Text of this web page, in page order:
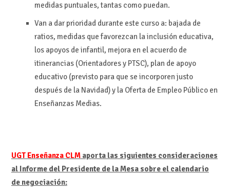
medidas puntuales, tantas como puedan.
Van a dar prioridad durante este curso a: bajada de
ratios, medidas que favorezcan la inclusión educativa,
los apoyos de infantil, mejora en el acuerdo de
itinerancias (Orientadores y PTSC), plan de apoyo
educativo (previsto para que se incorporen justo
después de la Navidad) y la Oferta de Empleo Público en
Enseñanzas Medias.
UGT Enseñanza CLMaporta las siguientes consideraciones
al Informe del Presidente de la Mesa sobre el calendario
de negociación: